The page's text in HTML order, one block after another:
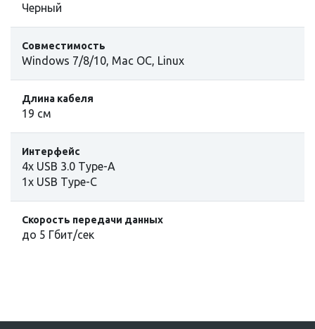
Черный
Совместимость
Windows 7/8/10, Mac OC, Linux
Длина кабеля
19 см
Интерфейс
4x USB 3.0 Type-A
1x USB Type-C
Скорость передачи данных
до 5 Гбит/сек